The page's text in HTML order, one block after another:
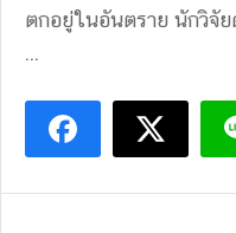
ตกอยู่ในอันตราย นักวิจัย
...